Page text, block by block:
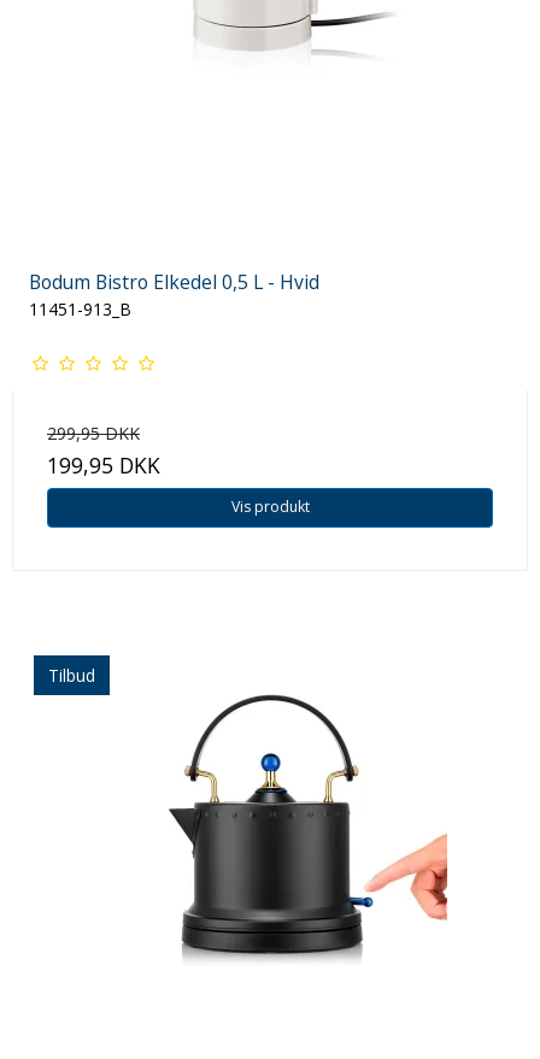
Bodum Bistro Elkedel 0,5 L - Hvid
11451-913_B
299,95 DKK
199,95 DKK
Vis produkt
Tilbud